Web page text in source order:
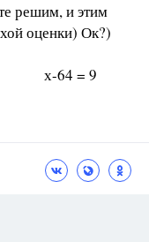
решим, и этим
оценки) Ок?)
64 = 9